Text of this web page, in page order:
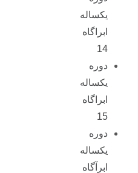
یکساله
ابراگاه
14
دوره
یکساله
ابراگاه
15
دوره
یکساله
ابرآگاه